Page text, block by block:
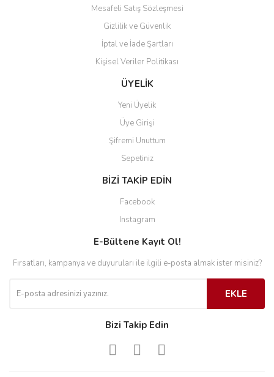
Mesafeli Satış Sözleşmesi
Gizlilik ve Güvenlik
İptal ve İade Şartları
Kişisel Veriler Politikası
ÜYELİK
Yeni Üyelik
Üye Girişi
Şifremi Unuttum
Sepetiniz
BİZİ TAKİP EDİN
Facebook
Instagram
E-Bültene Kayıt Ol!
Fırsatları, kampanya ve duyuruları ile ilgili e-posta almak ister misiniz?
EKLE
Bizi Takip Edin